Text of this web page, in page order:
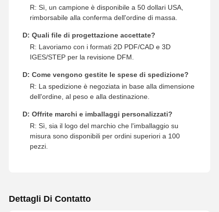
R: Sì, un campione è disponibile a 50 dollari USA,
rimborsabile alla conferma dell'ordine di massa.
D: Quali file di progettazione accettate?
R: Lavoriamo con i formati 2D PDF/CAD e 3D
IGES/STEP per la revisione DFM.
D: Come vengono gestite le spese di spedizione?
R: La spedizione è negoziata in base alla dimensione
dell'ordine, al peso e alla destinazione.
D: Offrite marchi e imballaggi personalizzati?
R: Sì, sia il logo del marchio che l'imballaggio su
misura sono disponibili per ordini superiori a 100
pezzi.
Dettagli Di Contatto